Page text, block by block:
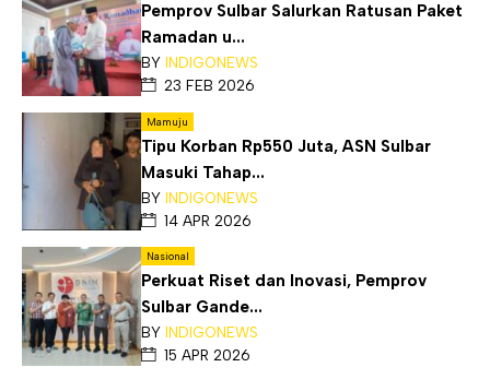
Pemprov Sulbar Salurkan Ratusan Paket
Ramadan u...
BY INDIGONEWS
23 FEB 2026
Mamuju
Tipu Korban Rp550 Juta, ASN Sulbar
Masuki Tahap...
BY INDIGONEWS
14 APR 2026
Nasional
Perkuat Riset dan Inovasi, Pemprov
Sulbar Gande...
BY INDIGONEWS
15 APR 2026